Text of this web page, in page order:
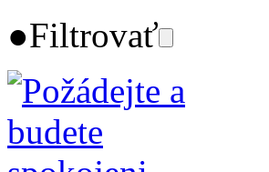
●Filtrovať